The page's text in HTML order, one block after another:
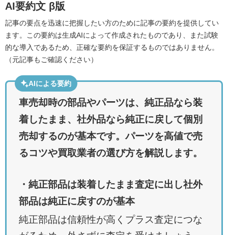
AI要約文 β版
記事の要点を迅速に把握したい方のために記事の要約を提供してい
ます。この要約は生成AIによって作成されたものであり、また試験
的な導入であるため、正確な要約を保証するものではありません。
（元記事もご確認ください）
AIによる要約
車売却時の部品やパーツは、純正品なら装
着したまま、社外品なら純正に戻して個別
売却するのが基本です。パーツを高値で売
るコツや買取業者の選び方を解説します。
・純正部品は装着したまま査定に出し社外
部品は純正に戻すのが基本
純正部品は信頼性が高くプラス査定につな